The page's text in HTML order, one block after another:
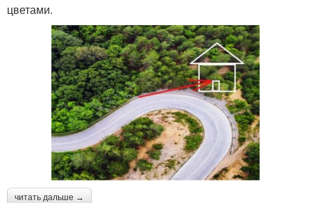
цветами.
читать дальше →